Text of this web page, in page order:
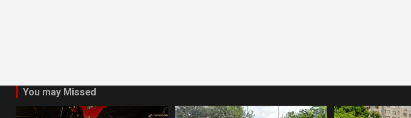
You may Missed